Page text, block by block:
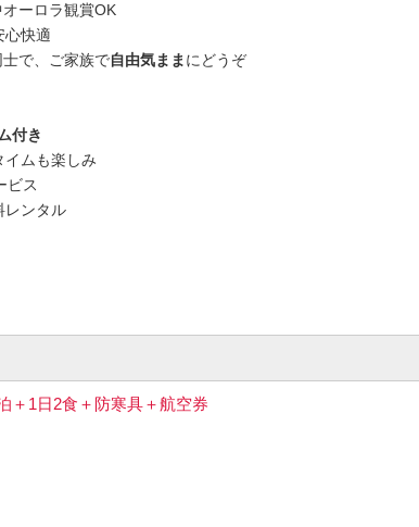
ーロラ観賞OK
心快適
で、ご家族で自由気まま にどうぞ
付き
イムも楽しみ
ビス
レンタル
＋1日2食＋防寒具＋航空券